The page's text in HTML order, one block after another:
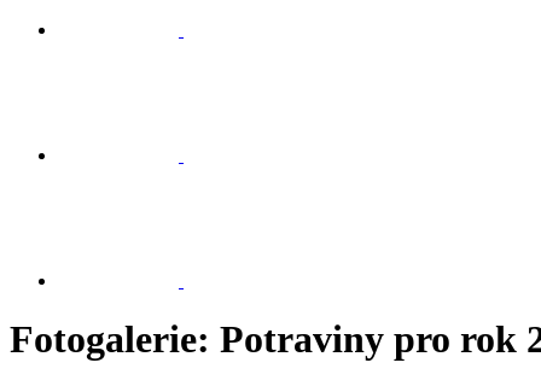
Fotogalerie: Potraviny pro rok